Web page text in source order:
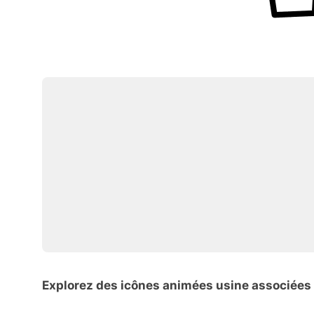
Explorez des icônes animées usine associées